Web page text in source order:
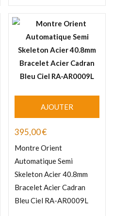
AJOUTER
395,00€
Montre Orient
Automatique Semi
Skeleton Acier 40.8mm
Bracelet Acier Cadran
Bleu Ciel RA-AR0009L